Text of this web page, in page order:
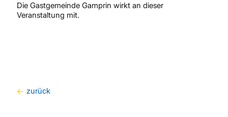
Die Gastgemeinde Gamprin wirkt an dieser
Veranstaltung mit.
zurück